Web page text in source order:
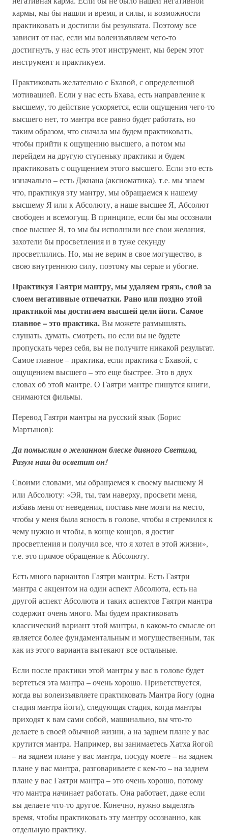
кармы, мы бы нашли и время, и силы, и возможности
практиковать и достигли бы результата. Поэтому все
зависит от нас, если мы волеизъявляем чего-то
достигнуть, у нас есть этот инструмент, мы берем этот
инструмент и практикуем.
Практиковать желательно с Бхавой, с определенной
мотивацией. Если у нас есть Бхава, есть направление к
высшему, то действие ускоряется, если ощущения чего-то
высшего нет, то мантра все равно будет работать, но
таким образом, что сначала мы будем практиковать,
чтобы прийти к ощущению высшего, а потом мы
перейдем на другую ступеньку практики и будем
практиковать с ощущением этого высшего. Если это есть
изначально – есть Джнана (аксиоматика), т.е. мы знаем
что, практикуя эту мантру, мы обращаемся к нашему
высшему Я или к Абсолюту, а наше высшее Я, Абсолют
свободен и всемогущ. В принципе, если бы мы осознали
свое высшее Я, то мы бы исполнили все свои желания,
захотели бы просветления и в туже секунду
просветлились. Но, мы не верим в свое могущество, в
свою внутреннюю силу, поэтому мы серые и убогие.
Практикуя Гаятри мантру, мы удаляем грязь, слой за
слоем негативные отпечатки. Рано или поздно этой
практикой мы достигаем высшей цели йоги. Самое
главное – это практика.Вы можете размышлять,
слушать, думать, смотреть, но если вы не будете
пропускать через себя, вы не получите никакой результат.
Самое главное – практика, если практика с Бхавой, с
ощущением высшего – это еще быстрее. Это в двух
словах об этой мантре. О Гаятри мантре пишутся книги,
снимаются фильмы.
Перевод Гаятри мантры на русский язык (Борис
Мартынов):
Да помыслим о желанном блеске дивного Светила,
Разум наш да осветит он!
Своими словами, мы обращаемся к своему высшему Я
или Абсолюту: «Эй, ты, там наверху, просвети меня,
избавь меня от неведения, поставь мне мозги на место,
чтобы у меня была ясность в голове, чтобы я стремился к
чему нужно и чтобы, в конце концов, я достиг
просветления и получил все, что я хотел в этой жизни»,
т.е. это прямое обращение к Абсолюту.
Есть много вариантов Гаятри мантры. Есть Гаятри
мантра с акцентом на один аспект Абсолюта, есть на
другой аспект Абсолюта и таких аспектов Гаятри мантра
содержит очень много. Мы будем практиковать
классический вариант этой мантры, в каком-то смысле он
является более фундаментальным и могущественным, так
как из этого варианта вытекают все остальные.
Если после практики этой мантры у вас в голове будет
вертеться эта мантра – очень хорошо. Приветствуется,
когда вы волеизъявляете практиковать Мантра йогу (одна
стадия мантра йоги), следующая стадия, когда мантры
приходят к вам сами собой, машинально, вы что-то
делаете в своей обычной жизни, а на заднем плане у вас
крутится мантра. Например, вы занимаетесь Хатха йогой
– на заднем плане у вас мантра, посуду моете – на заднем
плане у вас мантра, разговариваете с кем-то – на заднем
плане у вас Гаятри мантра – это очень хорошо, потому
что мантра начинает работать. Она работает, даже если
вы делаете что-то другое. Конечно, нужно выделять
время, чтобы практиковать эту мантру осознанно, как
отдельную практику.